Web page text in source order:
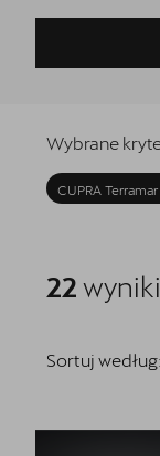
Wybrane
CUPRA Terramar
22 wyniki
Sortuj według: